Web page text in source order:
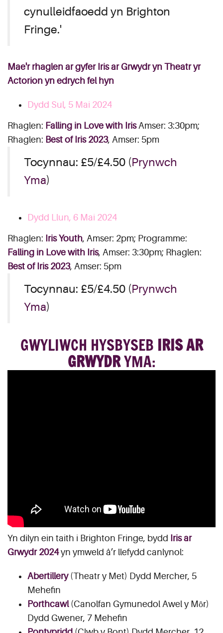
cynulleidfaoedd yn Brighton
Fringe.'
Mae'r rhaglen ar gyfer Iris ar Grwydr yn Theatr yr
Actorion yn edrych fel hyn
Dydd Sul, 5 Mai 2024
Rhaglen: Falling in Love with IrisAmser: 3:30pm;
Rhaglen: Best of Iris 2023, Amser: 5pm
Tocynnau: £5/£4.50 (Prynwch
Yma)
Dydd Llun, 6 Mai 2024
Rhaglen: Iris Youth, Amser: 2pm; Programme:
Falling in Love with Iris, Amser: 3:30pm; Rhaglen:
Best of Iris 2023, Amser: 5pm
Tocynnau: £5/£4.50 (Prynwch
Yma)
GWYLIWCH HYSBYSEB IRIS AR
GRWYDRYMA:
Yn dilyn ein taith i Brighton Fringe, bydd Iris ar
Grwydr 2024yn ymweld â’r llefydd canlynol:
Abertillery(Theatr y Met) Dydd Mercher, 5
Mehefin
Porthcawl(Canolfan Gymunedol Awel y Mȏr)
Dydd Gwener, 7 Mehefin